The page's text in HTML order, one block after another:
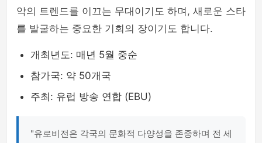
악의 트렌드를 이끄는 무대이기도 하며, 새로운 스타
를 발굴하는 중요한 기회의 장이기도 합니다.
개최년도: 매년 5월 중순
참가국: 약 50개국
주최: 유럽 방송 연합 (EBU)
"유로비전은 각국의 문화적 다양성을 존중하며 전 세